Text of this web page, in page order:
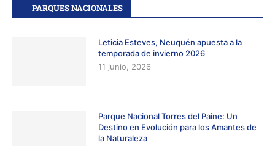
PARQUES NACIONALES
Leticia Esteves, Neuquén apuesta a la
temporada de invierno 2026
11 junio, 2026
Parque Nacional Torres del Paine: Un
Destino en Evolución para los Amantes de
la Naturaleza